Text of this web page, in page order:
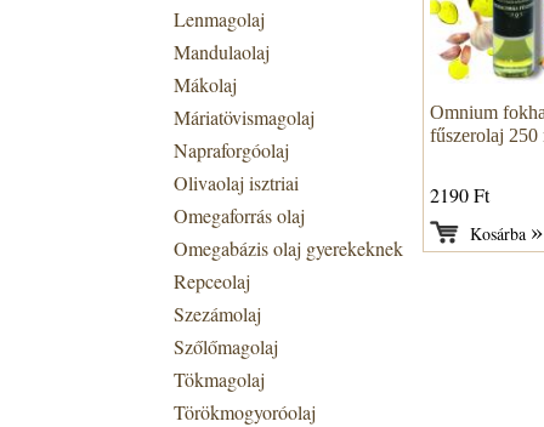
Lenmagolaj
Mandulaolaj
Mákolaj
Máriatövismagolaj
Napraforgóolaj
Olivaolaj isztriai
Omegaforrás olaj
Omegabázis olaj gyerekeknek
Repceolaj
Szezámolaj
Szőlőmagolaj
Tökmagolaj
Törökmogyoróolaj
Omnium
fűszerolaj 250
2190 Ft
Kosárba »